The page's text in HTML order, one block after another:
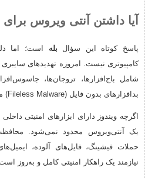
آیا داشتن آنتی ویروس
پاسخ کوتاه این سؤال بله است؛ اما
کامپیوتری نیست. امروزه تهدیدهای
شامل باج‌افزارها، تروجان‌ها،
بدافزارهای بدون فایل (Fileless Malware) می‌شوند.
اگرچه ویندوز دارای ابزارهای امنیتی
یک آنتی‌ویروس محدود نمی‌شود.
حملات فیشینگ، فایل‌های آلوده،
نیازمند یک راهکار امنیتی کامل و به‌روز